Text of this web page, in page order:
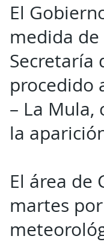
El
medida
Secretaría
procedido
– La Mula,
la
El área de
martes